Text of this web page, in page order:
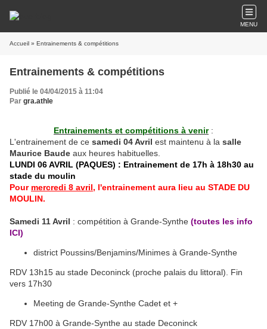
MENU
Accueil » Entrainements & compétitions
Entrainements & compétitions
Publié le 04/04/2015 à 11:04
Par gra.athle
Entrainements et compétitions à venir:
L'entrainement de ce samedi 04 Avril est maintenu à la salle
Maurice Baude aux heures habituelles.
LUNDI 06 AVRIL (PAQUES) : Entrainement de 17h à 18h30 au
stade du moulin
Pour mercredi 8 avril, l'entrainement aura lieu au STADE DU
MOULIN.
Samedi 11 Avril : compétition à Grande-Synthe (toutes les info
ICI)
district Poussins/Benjamins/Minimes à Grande-Synthe
RDV 13h15 au stade Deconinck (proche palais du littoral). Fin
vers 17h30
Meeting de Grande-Synthe Cadet et +
RDV 17h00 à Grande-Synthe au stade Deconinck